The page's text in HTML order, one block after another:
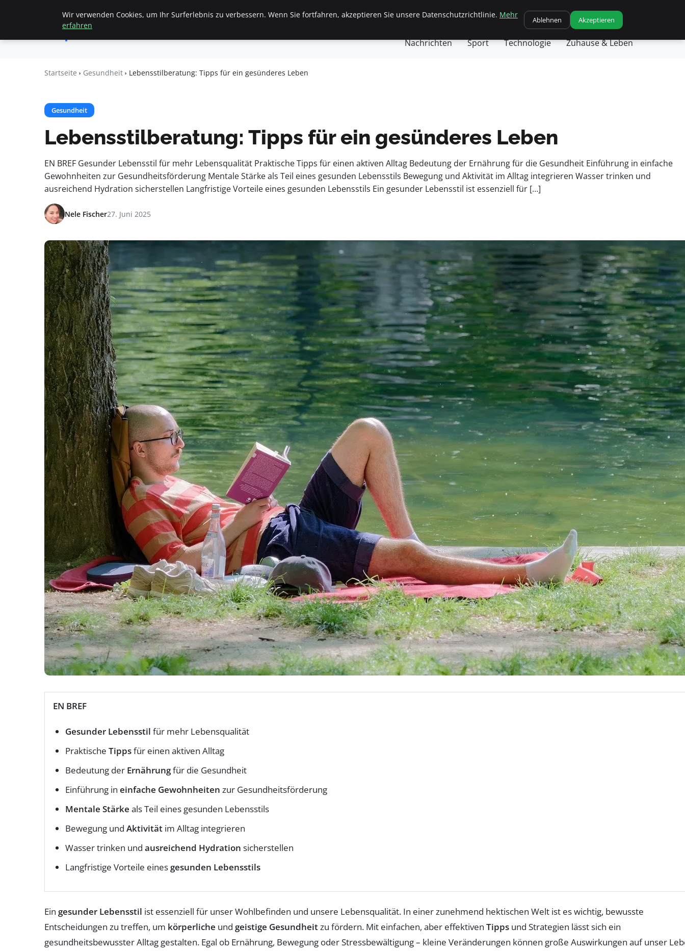
Apemania
Startseite Allgemein Finanzen & Immobilien Frauen / Mode Geschäft Gesundheit Haustiere Kochen
Nachrichten Sport Technologie Zuhause & Leben
Startseite Gesundheit Lebensstilberatung: Tipps für ein gesünderes Leben
Gesundheit
Lebensstilberatung: Tipps für ein gesünderes Leben
EN BREF Gesunder Lebensstil für mehr Lebensqualität Praktische Tipps für einen aktiven Alltag Bedeutung der Ernährung für die Gesundheit Einführung in einfache
Gewohnheiten zur Gesundheitsförderung Mentale Stärke als Teil eines gesunden Lebensstils Bewegung und Aktivität im Alltag integrieren Wasser trinken und
ausreichend Hydration sicherstellen Langfristige Vorteile eines gesunden Lebensstils Ein gesunder Lebensstil ist essenziell für […]
Nele Fischer27. Juni 2025
EN BREF
Gesunder Lebensstil für mehr Lebensqualität
Praktische Tippsfür einen aktiven Alltag
Bedeutung der Ernährungfür die Gesundheit
Einführung in einfache Gewohnheiten zur Gesundheitsförderung
Mentale Stärke als Teil eines gesunden Lebensstils
Bewegung und Aktivität im Alltag integrieren
Wasser trinken und ausreichend Hydration sicherstellen
Langfristige Vorteile eines gesunden Lebensstils
Ein gesunder Lebensstil ist essenziell für unser Wohlbefinden und unsere Lebensqualität. In einer zunehmend hektischen Welt ist es wichtig, bewusste
Entscheidungen zu treffen, um körperliche und geistige Gesundheitzu fördern. Mit einfachen, aber effektiven Tipps und Strategien lässt sich ein
gesundheitsbewusster Alltag gestalten. Egal ob Ernährung, Bewegung oder Stressbewältigung – kleine Veränderungen können große Auswirkungen auf unser
Wir verwenden Cookies, um Ihr Surferlebnis zu verbessern. Wenn Sie fortfahren, akzeptieren Sie unsere Datenschutzrichtlinie. Mehr
erfahren
Ablehnen Akzeptieren